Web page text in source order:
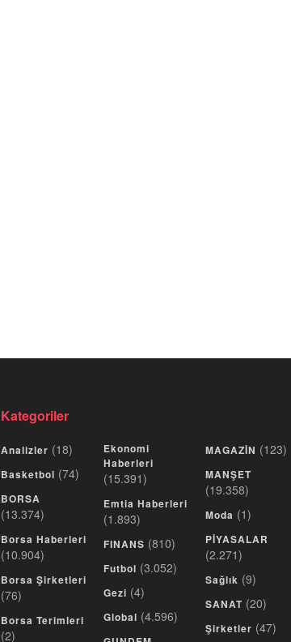
Kategoriler
Analizler (18)
Basketbol (74)
BORSA
(13.374)
Borsa Haberleri
(10.904)
Borsa Şirketleri
(76)
Borsa Terimleri
(2)
Ekonomi
Haberleri
(15.391)
Emtia Haberleri
(1.893)
FINANS (810)
Futbol (3.052)
Gezi (4)
Global (4.596)
MAGAZİN (123)
MANŞET
(19.358)
Moda (1)
PİYASALAR
(2.271)
Sağlık (9)
SANAT (20)
Şirketler (47)